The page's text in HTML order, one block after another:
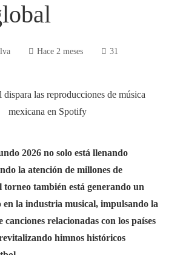
Hace 2 meses 31
2026 no solo está llenando
la atención de millones de
torneo también está generando un
en la industria musical, impulsando la
relacionadas con los países
himnos históricos